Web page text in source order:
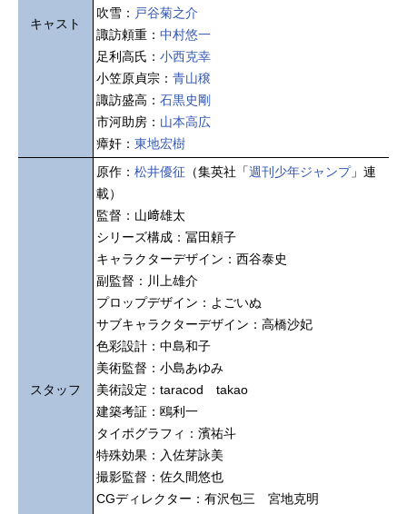
キャスト
吹雪： 戸谷菊之介
諏訪頼重： 中村悠一
足利高氏： 小西克幸
小笠原貞宗： 青山穣
諏訪盛高： 石黒史剛
市河助房： 山本高広
瘴奸： 東地宏樹
スタッフ
原作： 松井優征 （集英社「週刊少年ジャンプ」連
載）
監督：山﨑雄太
シリーズ構成：冨田頼子
キャラクターデザイン：西谷泰史
副監督：川上雄介
プロップデザイン：よごいぬ
サブキャラクターデザイン：高橋沙妃
色彩設計：中島和子
美術監督：小島あゆみ
美術設定：taracod takao
建築考証：鴎利一
タイポグラフィ：濱祐斗
特殊効果：入佐芽詠美
撮影監督：佐久間悠也
CGディレクター：有沢包三 宮地克明